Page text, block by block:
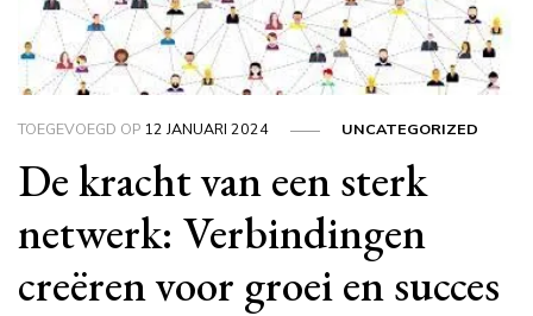
TOEGEVOEGD OP 12 JANUARI 2024 UNCATEGORIZED
De kracht van een sterk
netwerk: Verbindingen
creëren voor groei en succes